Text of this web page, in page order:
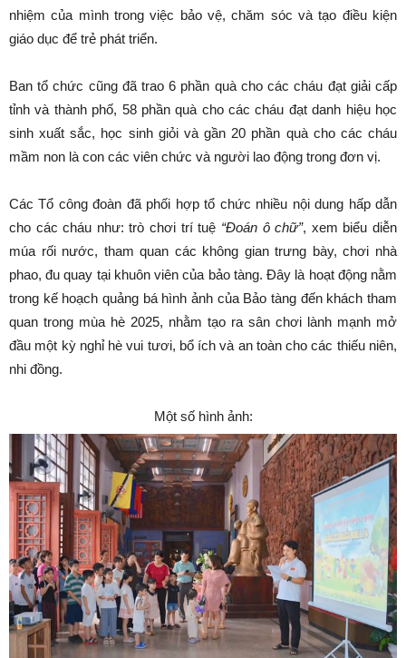
nhiệm của mình trong việc bảo vệ, chăm sóc và tạo điều kiện
giáo dục để trẻ phát triển.
Ban tổ chức cũng đã trao 6 phần quà cho các cháu đạt giải cấp
tỉnh và thành phố, 58 phần quà cho các cháu đạt danh hiệu học
sinh xuất sắc, học sinh giỏi và gần 20 phần quà cho các cháu
mầm non là con các viên chức và người lao động trong đơn vị.
Các Tổ công đoàn đã phối hợp tổ chức nhiều nội dung hấp dẫn
cho các cháu như: trò chơi trí tuệ “Đoán ô chữ”, xem biểu diễn
múa rối nước, tham quan các không gian trưng bày, chơi nhà
phao, đu quay tại khuôn viên của bảo tàng. Đây là hoạt động nằm
trong kế hoạch quảng bá hình ảnh của Bảo tàng đến khách tham
quan trong mùa hè 2025, nhằm tạo ra sân chơi lành mạnh mở
đầu một kỳ nghỉ hè vui tươi, bổ ích và an toàn cho các thiếu niên,
nhi đồng.
Một số hình ảnh: